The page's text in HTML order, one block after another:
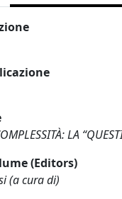
LA
(Editors)
(a cura di)